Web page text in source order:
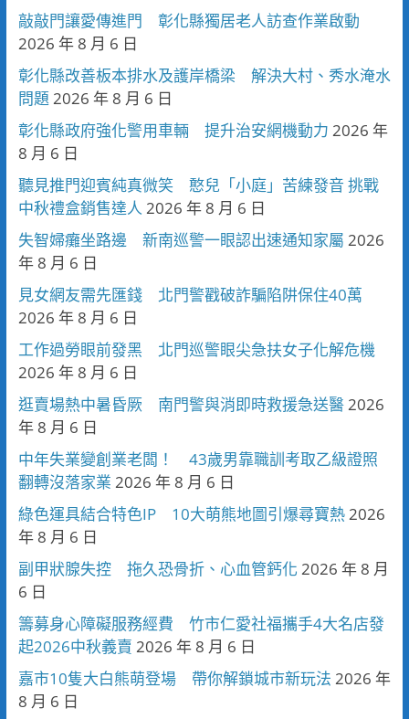
敲敲門讓愛傳進門 彰化縣獨居老人訪查作業啟動
2026 年 8 月 6 日
彰化縣改善板本排水及護岸橋梁 解決大村、秀水淹水
問題 2026 年 8 月 6 日
彰化縣政府強化警用車輛 提升治安網機動力 2026 年
8 月 6 日
聽見推門迎賓純真微笑 憨兒「小庭」苦練發音 挑戰
中秋禮盒銷售達人 2026 年 8 月 6 日
失智婦癱坐路邊 新南巡警一眼認出速通知家屬 2026
年 8 月 6 日
見女網友需先匯錢 北門警戳破詐騙陷阱保住40萬
2026 年 8 月 6 日
工作過勞眼前發黑 北門巡警眼尖急扶女子化解危機
2026 年 8 月 6 日
逛賣場熱中暑昏厥 南門警與消即時救援急送醫2026
年 8 月 6 日
中年失業變創業老闆！ 43歲男靠職訓考取乙級證照
翻轉沒落家業 2026 年 8 月 6 日
綠色運具結合特色IP 10大萌熊地圖引爆尋寶熱2026
年 8 月 6 日
副甲狀腺失控 拖久恐骨折、心血管鈣化 2026 年 8 月
6 日
籌募身心障礙服務經費 竹市仁愛社福攜手4大名店發
起2026中秋義賣 2026 年 8 月 6 日
嘉市10隻大白熊萌登場 帶你解鎖城市新玩法 2026 年
8 月 6 日